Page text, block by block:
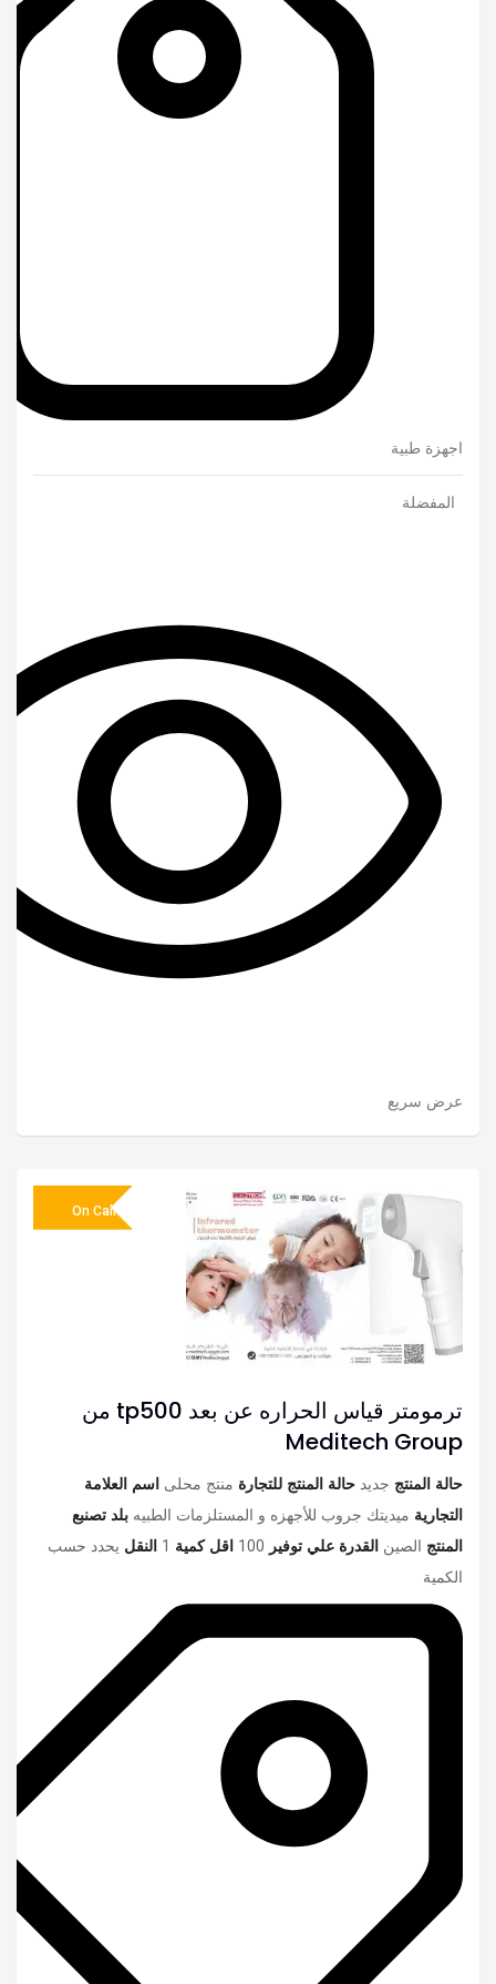
اجهزة طبية
المفضلة
عرض سريع
ترمومتر قياس الحراره عن بعد tp500 من
Meditech Group
حالة المنتج جديد حالة المنتج للتجارة منتج محلى اسم العلامة
التجارية ميديتك جروب للأجهزه و المستلزمات الطبيه بلد تصنبع
المنتج الصين القدرة علي توفير 100 اقل كمية 1 النقل يحدد حسب
الكمية
On Call